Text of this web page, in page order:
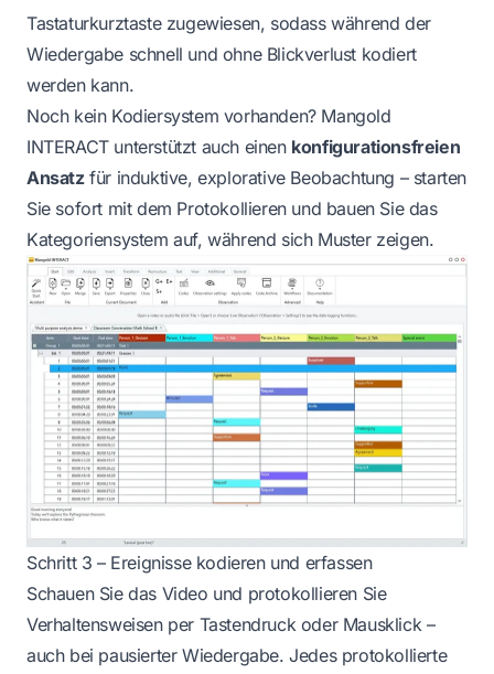
Tastaturkurztaste zugewiesen, sodass während der
Wiedergabe schnell und ohne Blickverlust kodiert
werden kann.
Noch kein Kodiersystem vorhanden? Mangold
INTERACT unterstützt auch einen konfigurationsfreien
Ansatzfür induktive, explorative Beobachtung – starten
Sie sofort mit dem Protokollieren und bauen Sie das
Kategoriensystem auf, während sich Muster zeigen.
Schritt 3 – Ereignisse kodieren und erfassen
Schauen Sie das Video und protokollieren Sie
Verhaltensweisen per Tastendruck oder Mausklick –
auch bei pausierter Wiedergabe. Jedes protokollierte